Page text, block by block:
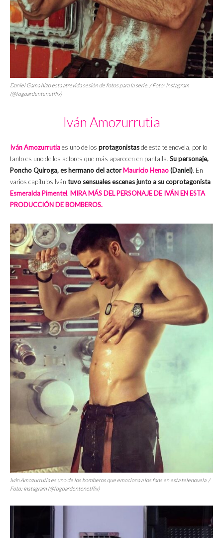
Daniel Gama hizo esta atrevida sesión de fotos para la serie. / Foto: Instagram
(@fogoardentenetflix)
Iván Amozurrutia
Iván Amozurrutiaes uno de los protagonistasde esta telenovela, por lo
tanto es uno de los actores que más aparecen en pantalla. Su personaje,
Poncho Quiroga, es hermano del actorMauricio Henao(Daniel). En
varios capítulos Iván tuvo sensuales escenas junto a su coprotagonista
Esmeralda Pimentel. MIRA MÁS DEL PERSONAJE DE IVÁN EN ESTA
PRODUCCIÓN DE BOMBEROS.
Iván Amozurrutia es uno de los bomberos que emociona a los fans en esta telenovela. /
Foto: Instagram (@fogoardentenetflix)